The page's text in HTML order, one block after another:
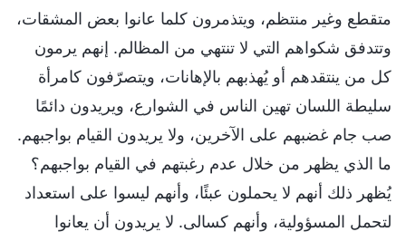
متقطع وغير منتظم، ويتذمرون كلما عانوا بعض المشقات،
وتتدفق شكواهم التي لا تنتهي من المظالم. إنهم يرمون
كل من ينتقدهم أو يُهذبهم بالإهانات، ويتصرّفون كامرأة
سليطة اللسان تهين الناس في الشوارع، ويريدون دائمًا
صب جام غضبهم على الآخرين، ولا يريدون القيام بواجبهم.
ما الذي يظهر من خلال عدم رغبتهم في القيام بواجبهم؟
يُظهر ذلك أنهم لا يحملون عبئًا، وأنهم ليسوا على استعداد
لتحمل المسؤولية، وأنهم كسالى. لا يريدون أن يعانوا